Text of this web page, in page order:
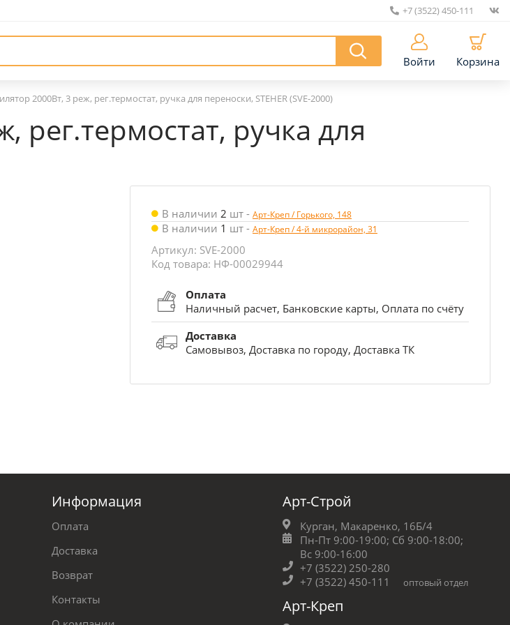
+7 (3522) 450-111
Войти Корзина
2000Вт, 3 реж, рег.термостат, ручка для переноски, STEHER (SVE-2000)
рег.термостат, ручка для
В наличии 2 шт - Арт-Креп / Горького, 148
В наличии 1 шт - Арт-Креп / 4-й микрорайон, 31
Артикул: SVE-2000
Код товара: НФ-00029944
Оплата
Наличный расчет, Банковские карты, Оплата по счёту
Доставка
Самовывоз, Доставка по городу, Доставка ТК
Информация
Оплата
Доставка
Возврат
Контакты
Арт-Строй
Курган, Макаренко, 16Б/4
Пн-Пт 9:00-19:00; Сб 9:00-18:00;
Вс 9:00-16:00
+7 (3522) 250-280
+7 (3522) 450-111
оптовый отдел
Арт-Креп